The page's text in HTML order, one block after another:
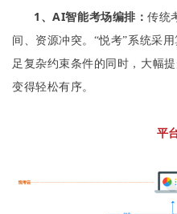
1、AI智能考场编排：传统
间、资源冲突。“悦考”系统采
足复杂约束条件的同时，大幅
变得轻松有序。
平